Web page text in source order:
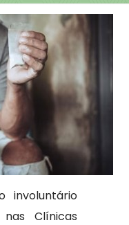
involuntário
Clínicas